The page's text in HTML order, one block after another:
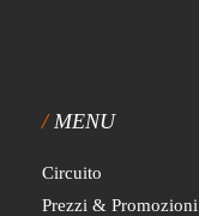
MENU
Circuito
Prezzi & Promozioni